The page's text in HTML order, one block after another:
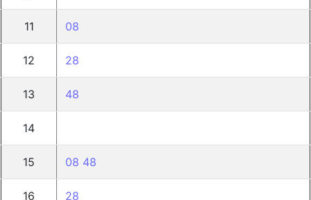
11 08
12 28
13 48
14
15 08 48
16 28